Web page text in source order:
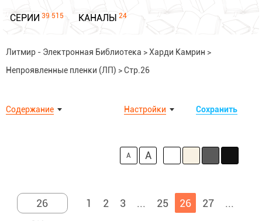
СЕРИИ 39 515 КАНАЛЫ 24
Литмир - Электронная Библиотека >Харди Камрин >
Непроявленные пленки (ЛП) >Стр.26
Содержание Сохранить
Настройки
A A
1 2 3 ... 25 26 27
...